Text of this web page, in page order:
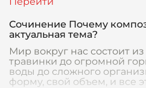
Сочинение Почему
актуальная тема?
Мир вокруг нас состоит
травинки до огромной
воды до сложного
форму, свой объем, и все